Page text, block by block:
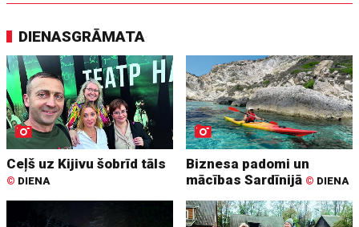
DIENASGRĀMATA
Ceļš uz Kijivu šobrīd tāls
© DIENA
Biznesa padomi un
mācības Sardīnijā © DIENA